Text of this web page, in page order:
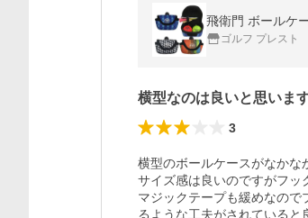
飛衛門 ボールケ
ゴルフ プレスト
横型なのは良いと思います
3
横型のボールケースがなかな
サイズ感は良いのですがフッ
マジックテープも緩めなの
るような工夫がされていると